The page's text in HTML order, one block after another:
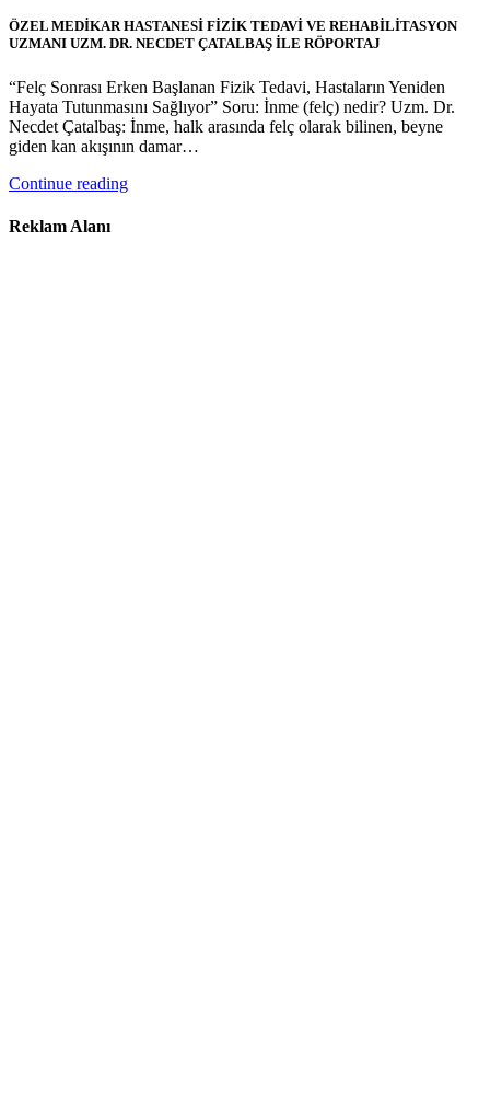
ÖZEL MEDİKAR HASTANESİ FİZİK TEDAVİ VE REHABİLİTASYON
UZMANI UZM. DR. NECDET ÇATALBAŞ İLE RÖPORTAJ
“Felç Sonrası Erken Başlanan Fizik Tedavi, Hastaların Yeniden
Hayata Tutunmasını Sağlıyor” Soru: İnme (felç) nedir? Uzm. Dr.
Necdet Çatalbaş: İnme, halk arasında felç olarak bilinen, beyne
giden kan akışının damar…
Continue reading
Reklam Alanı